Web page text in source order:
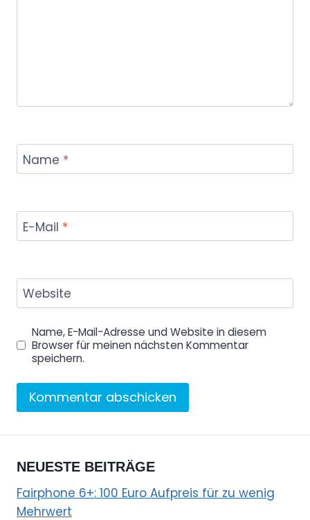
Name *
E-Mail *
Website
Name, E-Mail-Adresse und Website in diesem
Browser für meinen nächsten Kommentar
speichern.
NEUESTE BEITRÄGE
Fairphone 6+: 100 Euro Aufpreis für zu wenig
Mehrwert